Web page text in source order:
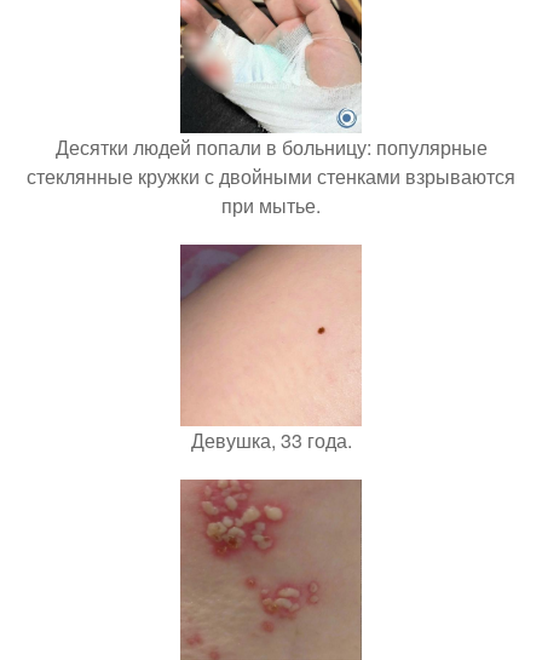
Десятки людей попали в больницу: популярные
стеклянные кружки с двойными стенками взрываются
при мытье.
Девушка, 33 года.